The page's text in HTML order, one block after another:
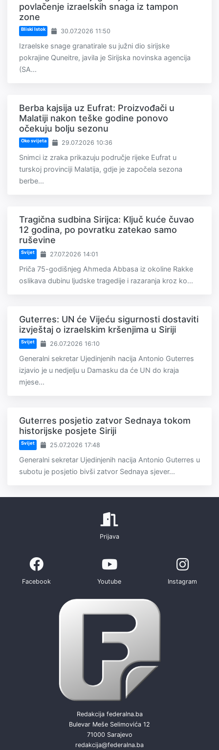
povlačenje izraelskih snaga iz tampon
zone
Bliski Istok 30.07.2026 11:50
Izraelske snage granatirale su južni dio sirijske
pokrajine Quneitre, javila je Sirijska novinska agencija
(SA...
Berba kajsija uz Eufrat: Proizvođači u
Malatiji nakon teške godine ponovo
očekuju bolju sezonu
Oko svijeta 29.07.2026 10:36
Snimci iz zraka prikazuju područje rijeke Eufrat u
turskoj provinciji Malatija, gdje je započela sezona
berbe...
Tragična sudbina Sirijca: Ključ kuće čuvao
12 godina, po povratku zatekao samo
ruševine
Svijet 27.07.2026 14:01
Priča 75-godišnjeg Ahmeda Abbasa iz okoline Rakke
oslikava dubinu ljudske tragedije i razaranja kroz ko...
Guterres: UN će Vijeću sigurnosti dostaviti
izvještaj o izraelskim kršenjima u Siriji
Svijet 26.07.2026 16:10
Generalni sekretar Ujedinjenih nacija Antonio Guterres
izjavio je u nedjelju u Damasku da će UN do kraja
mjese...
Guterres posjetio zatvor Sednaya tokom
historijske posjete Siriji
Svijet 25.07.2026 17:48
Generalni sekretar Ujedinjenih nacija Antonio Guterres u
subotu je posjetio bivši zatvor Sednaya sjever...
Prijava
Facebook Youtube Instagram
Redakcija federalna.ba
Bulevar Meše Selimovića 12
71000 Sarajevo
redakcija@federalna.ba